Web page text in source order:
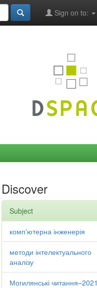
Sign on to:
Discover
Subject
комп'ютерна інженерія
методи інтелектуального
аналізу
Могилянські читання–2021